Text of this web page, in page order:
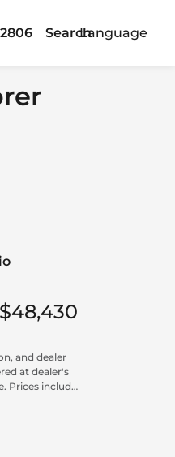
SearchLanguage
$48,430
and dealer
at dealer's
Prices include
to all